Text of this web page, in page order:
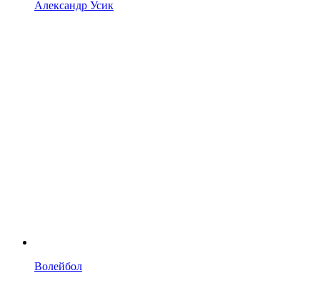
Александр Усик
Волейбол